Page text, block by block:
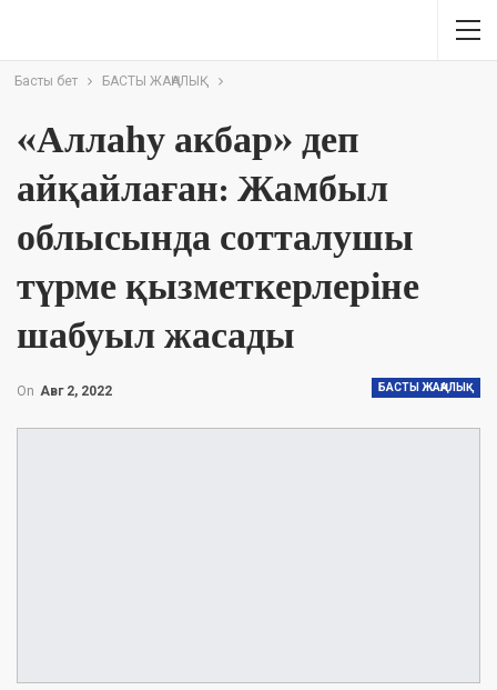
Басты бет БАСТЫ ЖАҢАЛЫҚ
«Аллаһу акбар» деп
айқайлаған: Жамбыл
облысында сотталушы
түрме қызметкерлеріне
шабуыл жасады
БАСТЫ ЖАҢАЛЫҚ
On Авг 2, 2022